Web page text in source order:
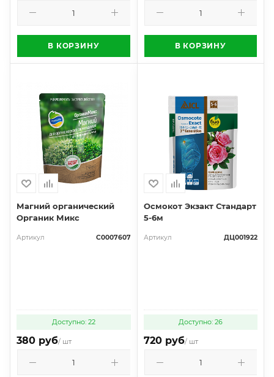
В КОРЗИНУ В КОРЗИНУ
Магний органический
Органик Микс
Артикул С0007607
Доступно: 22
380 руб/ шт
Осмокот Экзакт Стандарт
5-6м
Артикул ДЦ001922
Доступно: 26
720 руб/ шт